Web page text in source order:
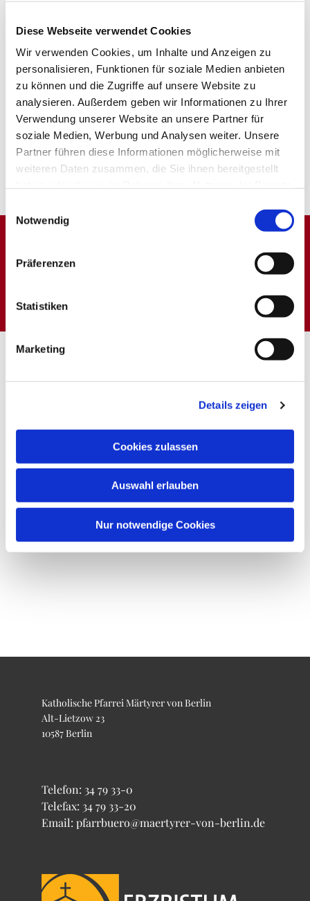
Diese Webseite verwendet Cookies
Wir verwenden Cookies, um Inhalte und Anzeigen zu
personalisieren, Funktionen für soziale Medien anbieten
zu können und die Zugriffe auf unsere Website zu
analysieren. Außerdem geben wir Informationen zu Ihrer
Verwendung unserer Website an unsere Partner für
soziale Medien, Werbung und Analysen weiter. Unsere
Partner führen diese Informationen möglicherweise mit
weiteren Daten zusammen, die Sie ihnen bereitgestellt
Notwendig
Präferenzen
Statistiken
Marketing
Details zeigen
Cookies zulassen
Auswahl erlauben
Nur notwendige Cookies
Dies könnte Sie auch
Katholische Pfarrei Märtyrer von Berlin
Alt-Lietzow 23
10587 Berlin
Telefon: 34 79 33-0
Telefax: 34 79 33-20
Email: pfarrbuero@maertyrer-von-berlin.de